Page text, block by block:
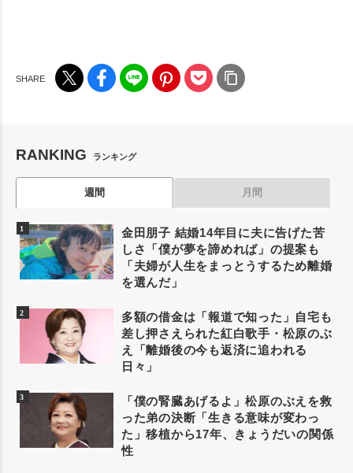
RANKING ランキング
週間 月間
金田朋子 結婚14年目に夫に告げた苦
しさ「僕が夢を諦めれば」の提案も
「夫婦が人生をまっとうするため離婚
を選んだ」
多額の借金は「報道で知った」自宅も
差し押さえられた紅白歌手・松原のぶ
え「離婚後の今も返済に追われる
日々」
「僕の腎臓あげるよ」松原のぶえを救
った弟の決断「生きる意味が変わっ
た」移植から17年、きょうだいの関係
性